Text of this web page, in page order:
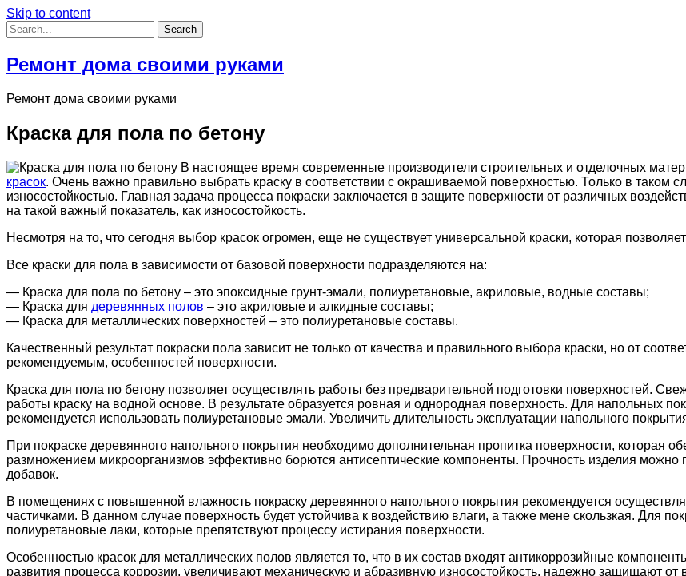
Skip to content
Ремонт дома своими руками
Ремонт дома своими руками
Краска для пола по бетону
В настоящее время современные производители строительных и отделочных
красок. Очень важно правильно выбрать краску в соответствии с окрашиваемой поверхностью. Только в таком
износостойкостью. Главная задача процесса покраски заключается в защите поверхности от различных
на такой важный показатель, как износостойкость.
Несмотря на то, что сегодня выбор красок огромен, еще не существует универсальной краски, которая
Все краски для пола в зависимости от базовой поверхности подразделяются на:
— Краска для пола по бетону – это эпоксидные грунт-эмали, полиуретановые, акриловые, водные составы;
— Краска для деревянных полов – это акриловые и алкидные составы;
— Краска для металлических поверхностей – это полиуретановые составы.
Качественный результат покраски пола зависит не только от качества и правильного выбора краски, но от
рекомендуемым, особенностей поверхности.
Краска для пола по бетону позволяет осуществлять работы без предварительной подготовки поверхностей.
работы краску на водной основе. В результате образуется ровная и однородная поверхность. Для напольных
рекомендуется использовать полиуретановые эмали. Увеличить длительность эксплуатации напольного
При покраске деревянного напольного покрытия необходимо дополнительная пропитка поверхности, которая
размножением микроорганизмов эффективно борются антисептические компоненты. Прочность изделия
добавок.
В помещениях с повышенной влажность покраску деревянного напольного покрытия рекомендуется
частичками. В данном случае поверхность будет устойчива к воздействию влаги, а также мене скользкая. Для
полиуретановые лаки, которые препятствуют процессу истирания поверхности.
Особенностью красок для металлических полов является то, что в их состав входят антикоррозийные
развития процесса коррозии, увеличивают механическую и абразивную износостойкость, надежно защищают от